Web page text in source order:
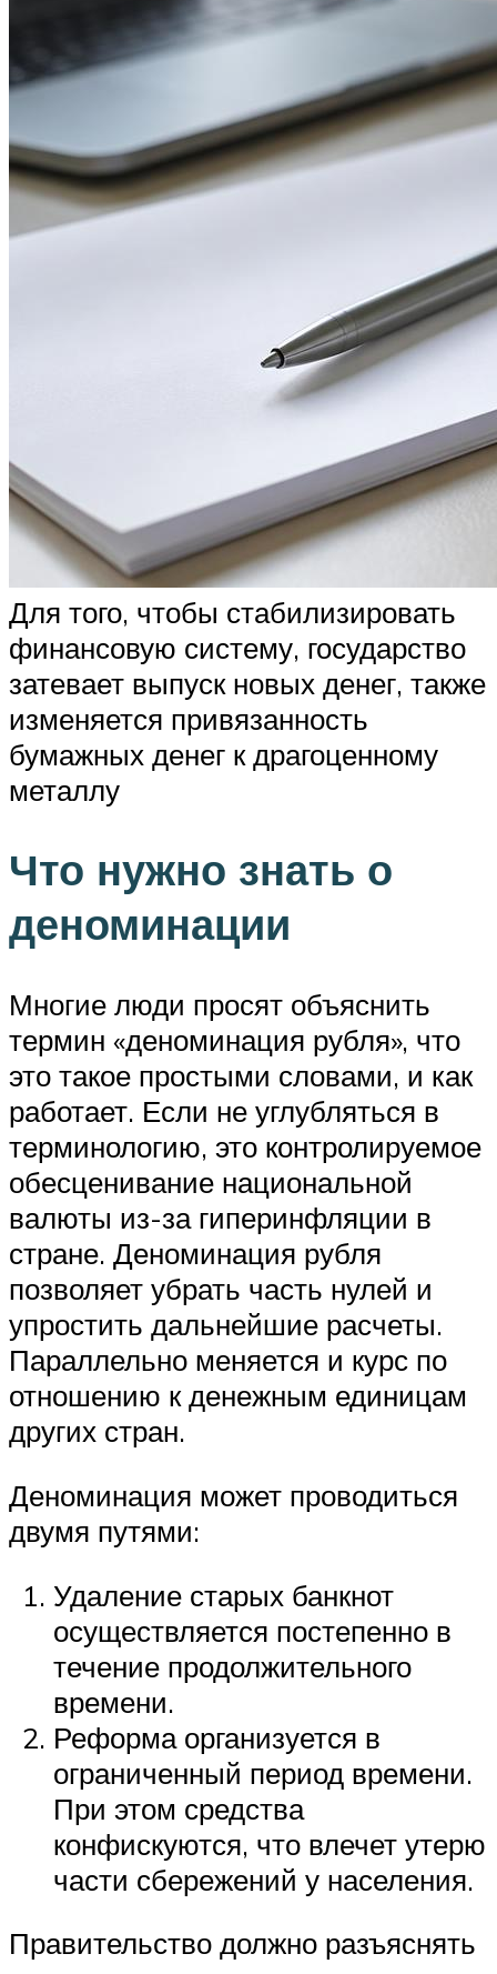
Для того, чтобы стабилизировать
финансовую систему, государство
затевает выпуск новых денег, также
изменяется привязанность
бумажных денег к драгоценному
металлу
Что нужно знать о
деноминации
Многие люди просят объяснить
термин «деноминация рубля», что
это такое простыми словами, и как
работает. Если не углубляться в
терминологию, это контролируемое
обесценивание национальной
валюты из-за гиперинфляции в
стране. Деноминация рубля
позволяет убрать часть нулей и
упростить дальнейшие расчеты.
Параллельно меняется и курс по
отношению к денежным единицам
других стран.
Деноминация может проводиться
двумя путями:
Удаление старых банкнот
осуществляется постепенно в
течение продолжительного
времени.
Реформа организуется в
ограниченный период времени.
При этом средства
конфискуются, что влечет утерю
части сбережений у населения.
Правительство должно разъяснять